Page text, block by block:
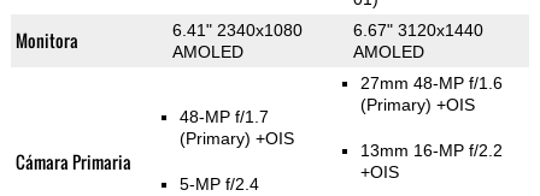
Monitora
6.41" 2340x1080
AMOLED
6.67" 3120x1440
AMOLED
Cámara Primaria
48-MP f/1.7
(Primary) +OIS
5-MP f/2.4
27mm 48-MP f/1.6
(Primary) +OIS
13mm 16-MP f/2.2
+OIS